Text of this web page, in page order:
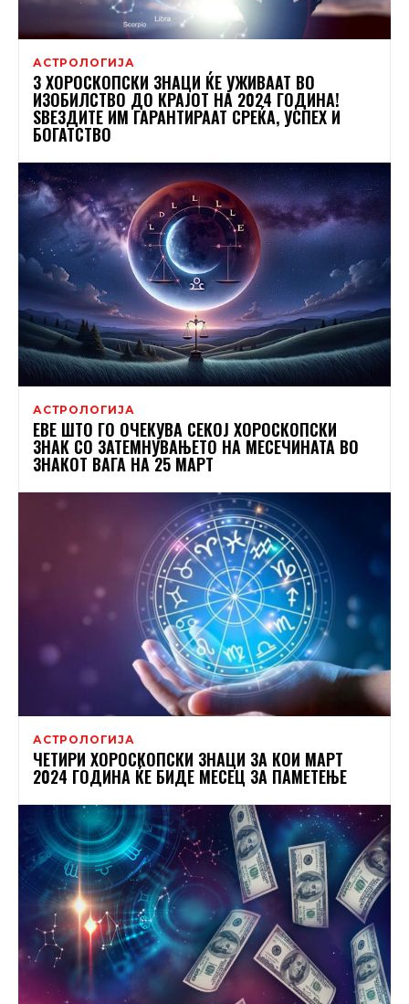
АСТРОЛОГИЈА
3 ХОРОСКОПСКИ ЗНАЦИ ЌЕ УЖИВААТ ВО
ИЗОБИЛСТВО ДО КРАЈОТ НА 2024 ГОДИНА!
ЅВЕЗДИТЕ ИМ ГАРАНТИРААТ СРЕЌА, УСПЕХ И
БОГАТСТВО
АСТРОЛОГИЈА
ЕВЕ ШТО ГО ОЧЕКУВА СЕКОЈ ХОРОСКОПСКИ
ЗНАК СО ЗАТЕМНУВАЊЕТО НА МЕСЕЧИНАТА ВО
ЗНАКОТ ВАГА НА 25 МАРТ
АСТРОЛОГИЈА
ЧЕТИРИ ХОРОСКОПСКИ ЗНАЦИ ЗА КОИ МАРТ
2024 ГОДИНА ЌЕ БИДЕ МЕСЕЦ ЗА ПАМЕТЕЊЕ